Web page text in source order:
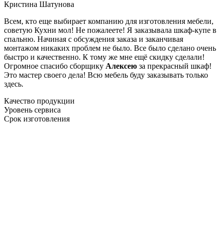
Кристина Шатунова
Всем, кто еще выбирает компанию для изготовления мебели,
советую Кухни мол! Не пожалеете! Я заказывала шкаф-купе в
спальню. Начиная с обсуждения заказа и заканчивая
монтажом никаких проблем не было. Все было сделано очень
быстро и качественно. К тому же мне ещё скидку сделали!
Огромное спасибо сборщику Алексею за прекрасный шкаф!
Это мастер своего дела! Всю мебель буду заказывать только
здесь.
Качество продукции
Уровень сервиса
Срок изготовления